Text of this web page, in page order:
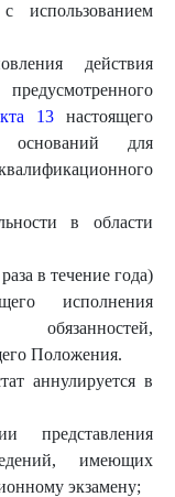
использованием
действия
13настоящего
оснований для
в области
в течение года)
исполнения
Положения.
аннулируется в
представления
имеющих
экзамену;